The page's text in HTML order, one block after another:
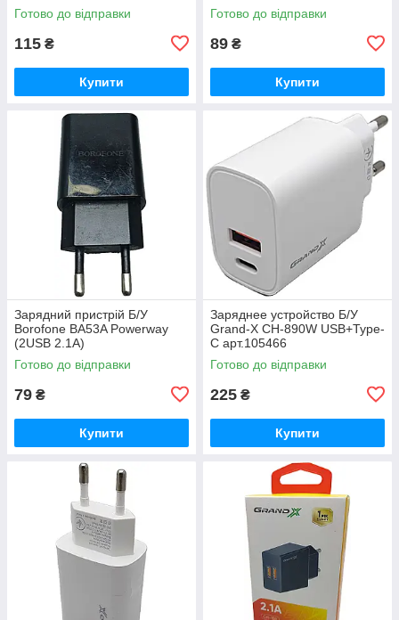
Готово до відправки
115 ₴
Купити
Готово до відправки
89 ₴
Купити
Зарядний пристрій Б/У
Borofone BA53A Powerway
(2USB 2.1A)
Готово до відправки
79 ₴
Купити
Заряднее устройство Б/У
Grand-X CH-890W USB+Type-
C арт.105466
Готово до відправки
225 ₴
Купити